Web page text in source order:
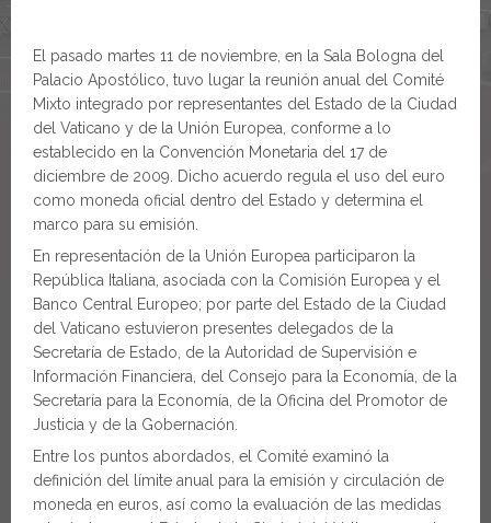
El pasado martes 11 de noviembre, en la Sala Bologna del
Palacio Apostólico, tuvo lugar la reunión anual del Comité
Mixto integrado por representantes del Estado de la Ciudad
del Vaticano y de la Unión Europea, conforme a lo
establecido en la Convención Monetaria del 17 de
diciembre de 2009. Dicho acuerdo regula el uso del euro
como moneda oficial dentro del Estado y determina el
marco para su emisión.
En representación de la Unión Europea participaron la
República Italiana, asociada con la Comisión Europea y el
Banco Central Europeo; por parte del Estado de la Ciudad
del Vaticano estuvieron presentes delegados de la
Secretaría de Estado, de la Autoridad de Supervisión e
Información Financiera, del Consejo para la Economía, de la
Secretaría para la Economía, de la Oficina del Promotor de
Justicia y de la Gobernación.
Entre los puntos abordados, el Comité examinó la
definición del límite anual para la emisión y circulación de
moneda en euros, así como la evaluación de las medidas